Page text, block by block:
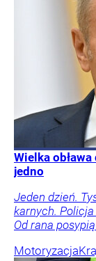
Wielka
jedno
Jeden dzień.
karnych.
Od rana
Motoryzacja